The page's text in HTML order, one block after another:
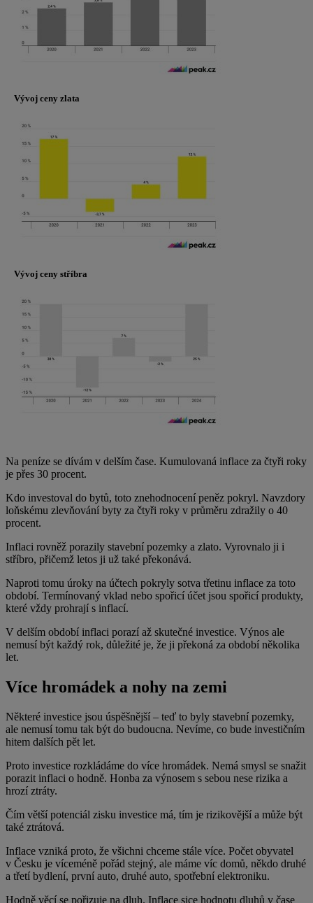
Vývoj ceny zlata
Vývoj ceny stříbra
Na peníze se dívám v delším čase. Kumulovaná inflace za čtyři roky
je přes 30 procent.
Kdo investoval do bytů, toto znehodnocení peněz pokryl. Navzdory
loňskému zlevňování byty za čtyři roky v průměru zdražily o 40
procent.
Inflaci rovněž porazily stavební pozemky a zlato. Vyrovnalo ji i
stříbro, přičemž letos ji už také překonává.
Naproti tomu úroky na účtech pokryly sotva třetinu inflace za toto
období. Termínovaný vklad nebo spořicí účet jsou spořicí produkty,
které vždy prohrají s inflací.
V delším období inflaci porazí až skutečné investice. Výnos ale
nemusí být každý rok, důležité je, že ji překoná za období několika
let.
Více hromádek a nohy na zemi
Některé investice jsou úspěšnější – teď to byly stavební pozemky,
ale nemusí tomu tak být do budoucna. Nevíme, co bude investičním
hitem dalších pět let.
Proto investice rozkládáme do více hromádek. Nemá smysl se snažit
porazit inflaci o hodně. Honba za výnosem s sebou nese rizika a
hrozí ztráty.
Čím větší potenciál zisku investice má, tím je rizikovější a může být
také ztrátová.
Inflace vzniká proto, že všichni chceme stále více. Počet obyvatel
v Česku je víceméně pořád stejný, ale máme víc domů, někdo druhé
a třetí bydlení, první auto, druhé auto, spotřební elektroniku.
Hodně věcí se pořizuje na dluh. Inflace sice hodnotu dluhů v čase